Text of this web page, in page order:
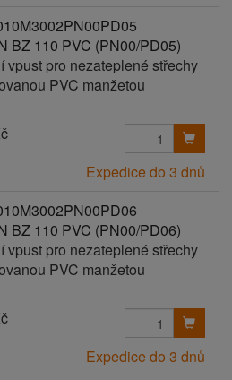
BZ 110 PVC (PN00/PD05)
vpust pro nezateplené střechy
PVC manžetou
Expedice do 3 dnů
BZ 110 PVC (PN00/PD06)
vpust pro nezateplené střechy
PVC manžetou
Expedice do 3 dnů